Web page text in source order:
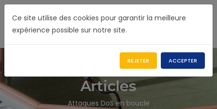
Articles
Attaques DoS en boucle
Ce site utilise des cookies pour garantir la meilleure
expérience possible sur notre site.
REJETER ACCEPTER